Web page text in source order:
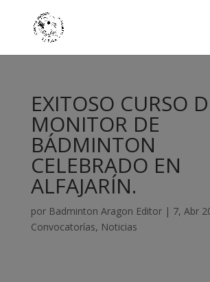
EXITOSO CURSO
MONITOR DE
BÁDMINTON
CELEBRADO EN
ALFAJARÍN.
por Badminton Aragon Editor| 7, Abr
Convocatorías, Noticias